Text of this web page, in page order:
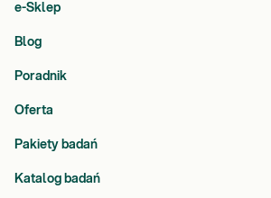
e-Sklep
Blog
Poradnik
Oferta
Pakiety badań
Katalog badań